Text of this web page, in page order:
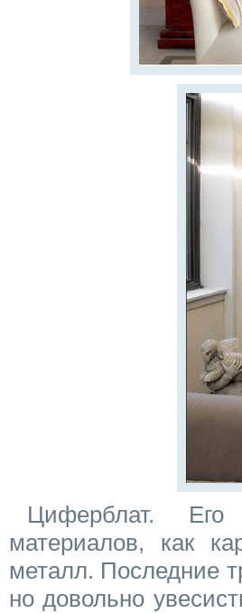
Циферблат.
материалов, как
металл. Последние
но довольно